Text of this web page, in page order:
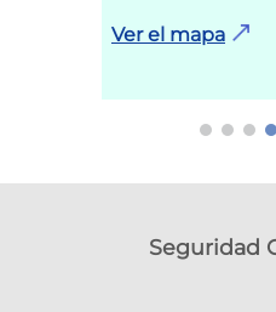
Ver el mapa
Seguridad